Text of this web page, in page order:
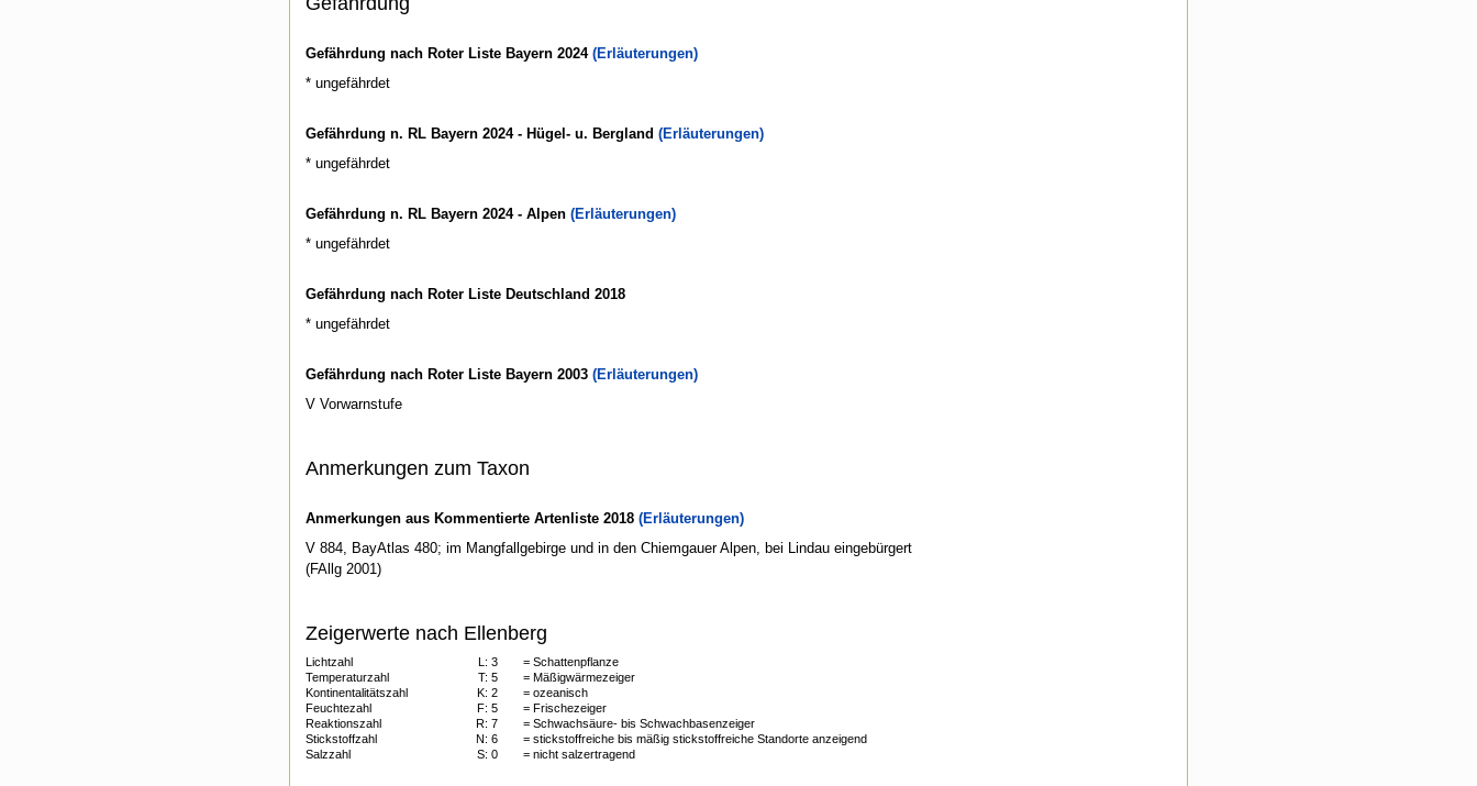
Gefährdung nach Roter Liste Bayern 2024 (Erläuterungen)
* ungefährdet
Gefährdung n. RL Bayern 2024 - Hügel- u. Bergland (Erläuterungen)
* ungefährdet
Gefährdung n. RL Bayern 2024 - Alpen (Erläuterungen)
* ungefährdet
Gefährdung nach Roter Liste Deutschland 2018
* ungefährdet
Gefährdung nach Roter Liste Bayern 2003 (Erläuterungen)
V Vorwarnstufe
Anmerkungen zum Taxon
Anmerkungen aus Kommentierte Artenliste 2018 (Erläuterungen)
V 884, BayAtlas 480; im Mangfallgebirge und in den Chiemgauer Alpen, bei Lindau eingebürgert
(FAllg 2001)
Zeigerwerte nach Ellenberg
Lichtzahl L: 3
= Schattenpflanze
Temperaturzahl
T: 5
= Mäßigwärmezeiger
Kontinentalitätszahl
K: 2
= ozeanisch
Feuchtezahl
F: 5
= Frischezeiger
Reaktionszahl
R: 7
= Schwachsäure- bis Schwachbasenzeiger
Stickstoffzahl
N: 6
= stickstoffreiche bis mäßig stickstoffreiche Standorte anzeigend
Salzzahl
S: 0 = nicht salzertragend